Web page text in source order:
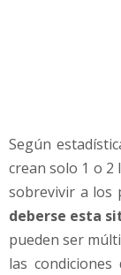
n
a
d
T
r
u
Según
crean solo 1 o 2
sobrevivir a los
deberse esta
pueden ser
las